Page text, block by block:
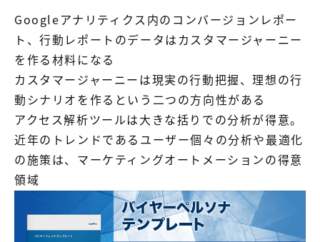
Googleアナリティクス内のコンバージョンレポー
ト、行動レポートのデータはカスタマージャーニー
を作る材料になる
カスタマージャーニーは現実の行動把握、理想の行
動シナリオを作るという二つの方向性がある
アクセス解析ツールは大きな括りでの分析が得意。
近年のトレンドであるユーザー個々の分析や最適化
の施策は、マーケティングオートメーションの得意
領域